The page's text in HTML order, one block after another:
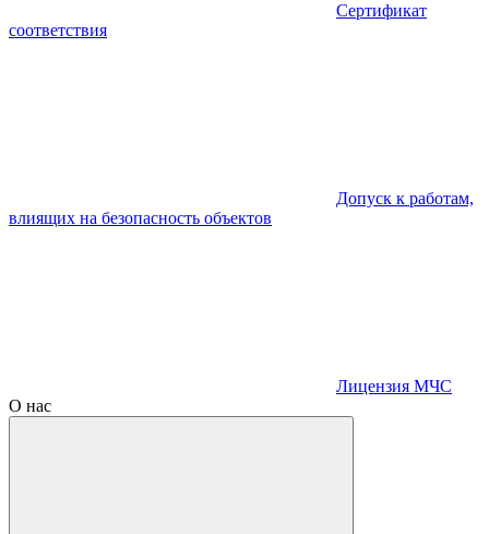
Сертификат
соответствия
Допуск к работам,
влиящих на безопасность объектов
Лицензия МЧС
О нас